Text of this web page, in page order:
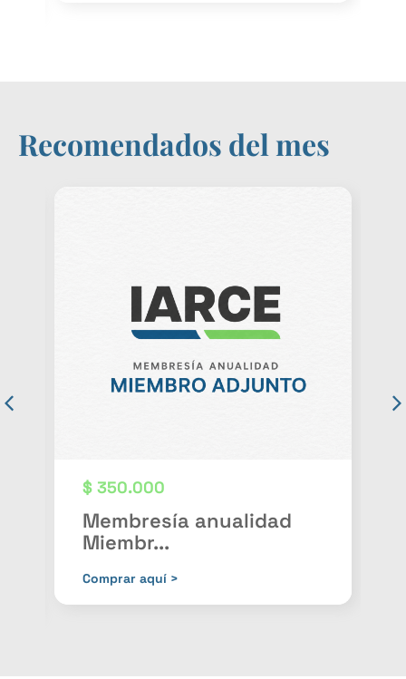
Recomendados del mes
$ 350.000
Membresía anualidad
Miembr...
Comprar aquí >